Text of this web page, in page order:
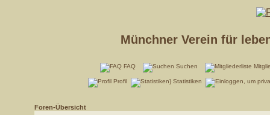
Münchner Verein für
FAQ Suchen
Profil Statistiken
Foren-Übersicht